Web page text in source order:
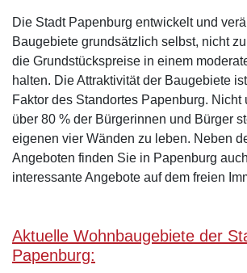
Die Stadt Papenburg entwickelt und
Baugebiete grundsätzlich selbst, nicht
die Grundstückspreise in einem
halten. Die Attraktivität der Baugebiete
Faktor des Standortes Papenburg. Nicht
über 80 % der Bürgerinnen und Bürger
eigenen vier Wänden zu leben. Neben
Angeboten finden Sie in Papenburg
interessante Angebote auf dem freien
Aktuelle Wohnbaugebiete der
Papenburg: